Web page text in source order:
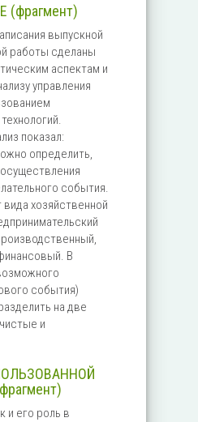
(фрагмент)
выпускной
работы сделаны
аспектам и
управления
показал:
определить,
события.
хозяйственной
В
события)
на две
и
и его роль в